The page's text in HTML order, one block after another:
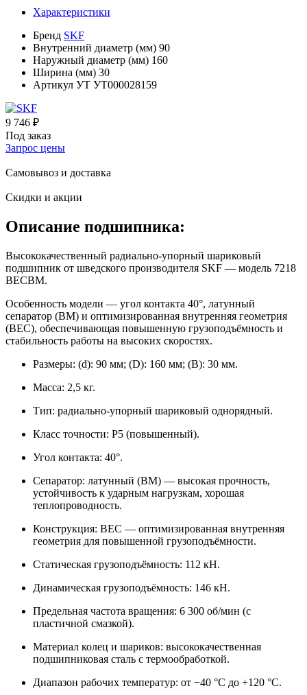
Характеристики
Бренд SKF
Внутренний диаметр (мм) 90
Наружный диаметр (мм) 160
Ширина (мм) 30
Артикул УТ УТ000028159
9 746 ₽
Под заказ
Запрос цены
Самовывоз и доставка
Скидки и акции
Описание подшипника:
Высококачественный радиально‑упорный шариковый
подшипник от шведского производителя SKF — модель 7218
BECBM.
Особенность модели — угол контакта 40°, латунный
сепаратор (BM) и оптимизированная внутренняя геометрия
(BEC), обеспечивающая повышенную грузоподъёмность и
стабильность работы на высоких скоростях.
Размеры: (d): 90 мм; (D): 160 мм; (B): 30 мм.
Масса: 2,5 кг.
Тип: радиально‑упорный шариковый однорядный.
Класс точности: P5 (повышенный).
Угол контакта: 40°.
Сепаратор: латунный (BM) — высокая прочность,
устойчивость к ударным нагрузкам, хорошая
теплопроводность.
Конструкция: BEC — оптимизированная внутренняя
геометрия для повышенной грузоподъёмности.
Статическая грузоподъёмность: 112 кН.
Динамическая грузоподъёмность: 146 кН.
Предельная частота вращения: 6 300 об/мин (с
пластичной смазкой).
Материал колец и шариков: высококачественная
подшипниковая сталь с термообработкой.
Диапазон рабочих температур: от −40 °C до +120 °C.